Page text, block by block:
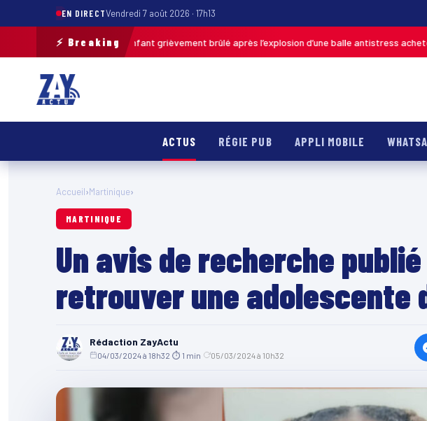
EN DIRECTVendredi 7 août 2026 · 17h13
⚡ Breaking
Calais : un enfant grièvement brûlé après l’explosion d’une balle antistress achetée en magasin
ACTUS RÉGIE PUB APPLI MOBILE
Accueil›Martinique›
MARTINIQUE
Un avis de recherche
retrouver une adolescente
Rédaction ZayActu
04/03/2024 à 18h32 ⏱ 1 min 05/03/2024 à 10h32